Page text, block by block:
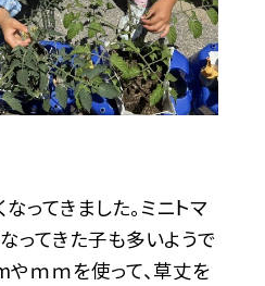
ってきました。ミニトマ
ってきた子も多いようで
やｍｍを使って、草丈を